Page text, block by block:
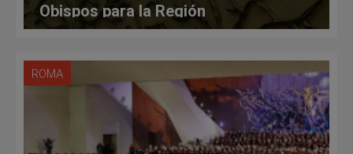
Obispos para la Región
Panamazónica
ROMA